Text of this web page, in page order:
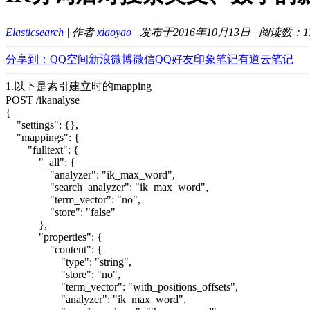
Elasticsearch | 作者xiaoyao | 发布于2016年10月13日 | 阅读数：
分享到： QQ空间新浪微博微信QQ好友印象笔记有道云笔记
1.以下是索引建立时的mapping
POST /ikanalyse
{
"settings": {},
"mappings": {
"fulltext": {
"_all": {
"analyzer": "ik_max_word",
"search_analyzer": "ik_max_word",
"term_vector": "no",
"store": "false"
},
"properties": {
"content": {
"type": "string",
"store": "no",
"term_vector": "with_positions_offsets",
"analyzer": "ik_max_word",